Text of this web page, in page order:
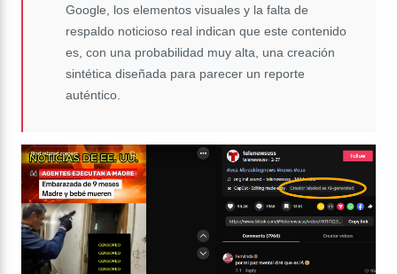
Google, los elementos visuales y la falta de
respaldo noticioso real indican que este contenido
es, con una probabilidad muy alta, una creación
sintética diseñada para parecer un reporte
auténtico.